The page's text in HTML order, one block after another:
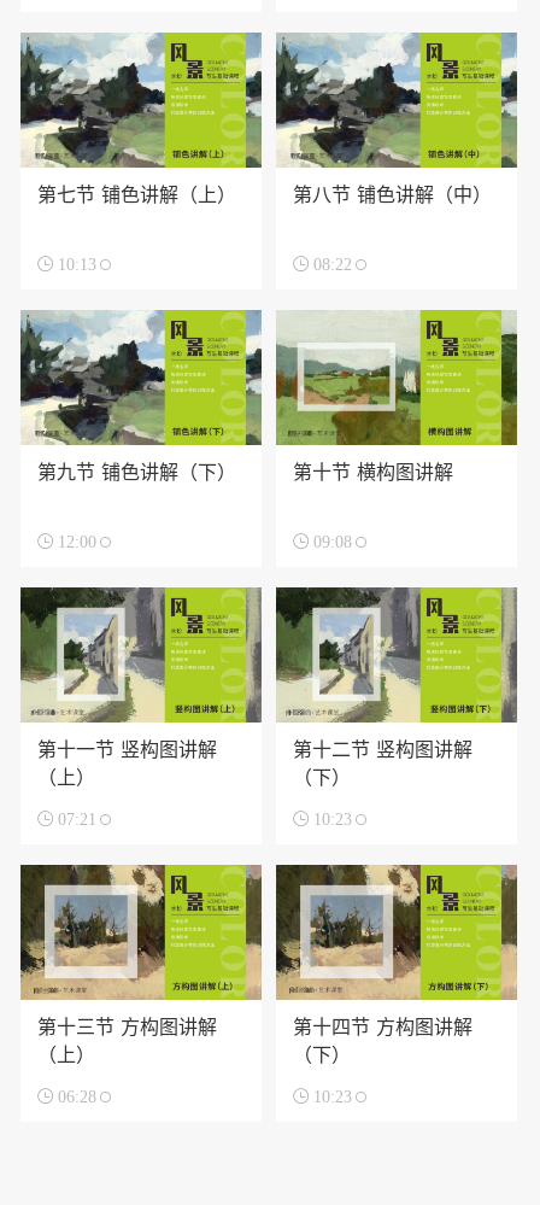
第七节 铺色讲解（上）
 10:13
第八节 铺色讲解（中）
 08:22
第九节 铺色讲解（下）
 12:00
第十节 横构图讲解
 09:08
第十一节 竖构图讲解
（上）
 07:21
第十二节 竖构图讲解
（下）
 10:23
第十三节 方构图讲解
（上）
 06:28
第十四节 方构图讲解
（下）
 10:23